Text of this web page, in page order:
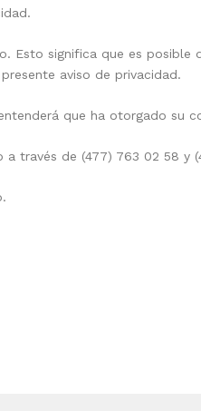
Esto significa que es posible
aviso de privacidad.
que ha otorgado su
través de (477) 763 02 58 y